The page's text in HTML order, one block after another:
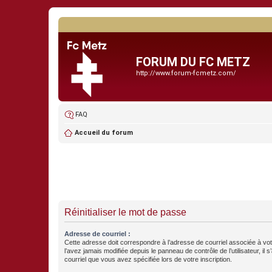
FORUM DU FC METZ
http://www.forum-fcmetz.com/
FAQ
Accueil du forum
Réinitialiser le mot de passe
Adresse de courriel :
Cette adresse doit correspondre à l’adresse de courriel associée à
l’avez jamais modifiée depuis le panneau de contrôle de l’utilisateur, il
courriel que vous avez spécifiée lors de votre inscription.